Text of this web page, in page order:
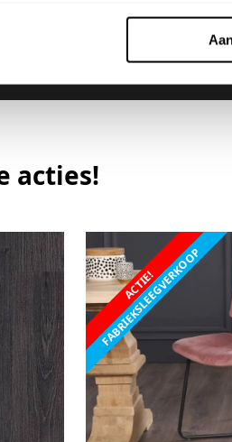
week
acties!
ACTIE!
FABRIEKSLEEGVERKOOP